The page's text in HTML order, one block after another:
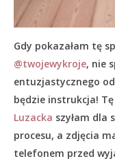
Gdy pokazałam tę
@twojewykroje, nie
entuzjastycznego
będzie instrukcja!
Luzacka szyłam dla
procesu, a zdjęcia
telefonem przed